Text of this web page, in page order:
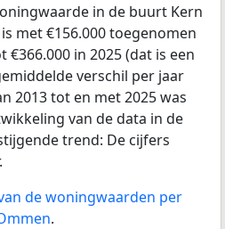
in de buurt Kern
met €156.000 toegenomen
€366.000 in 2025 (dat is een
verschil per jaar
2013 tot en met 2025 was
van de data in de
trend: De cijfers
de woningwaarden per
.